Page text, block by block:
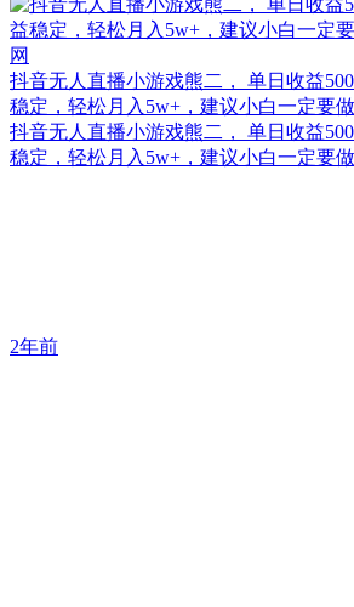
抖音无人直播小游戏熊二， 单日收益
稳定，轻松月入5w+，建议小白一定要
抖音无人直播小游戏熊二， 单日收益
稳定，轻松月入5w+，建议小白一定要
2年前